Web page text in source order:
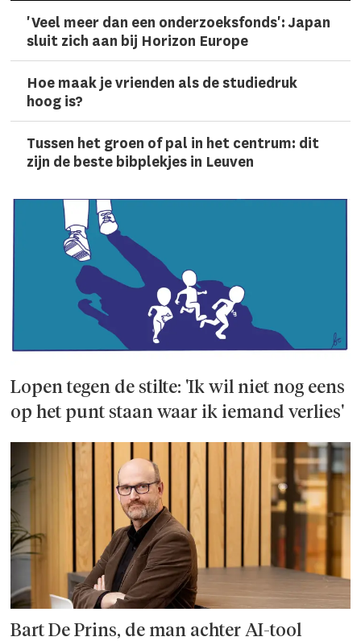
'Veel meer dan een onderzoeks­fonds': Japan
sluit zich aan bij Horizon Europe
Hoe maak je vrienden als de studiedruk
hoog is?
Tussen het groen of pal in het centrum: dit
zijn de beste bibplekjes in Leuven
Lopen tegen de stilte: 'Ik wil niet nog eens
op het punt staan waar ik iemand verlies'
Bart De Prins, de man achter AI-tool